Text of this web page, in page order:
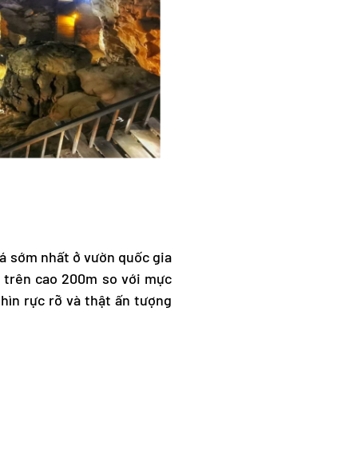
sớm nhất ở vườn quốc gia
trên cao 200m so với mực
rực rỡ và thật ấn tượng